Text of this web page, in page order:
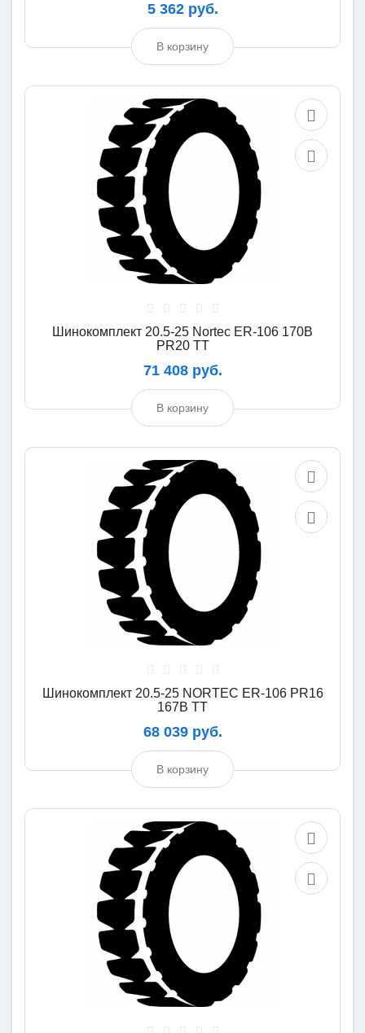
5 362 руб.
В корзину
Шинокомплект 20.5-25 Nortec ER-106 170B
PR20 TT
71 408 руб.
В корзину
Шинокомплект 20.5-25 NORTEC ER-106 PR16
167B TT
68 039 руб.
В корзину